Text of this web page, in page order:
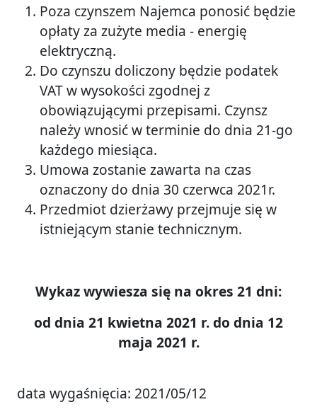
Poza czynszem Najemca ponosić będzie
opłaty za zużyte media - energię
elektryczną.
Do czynszu doliczony będzie podatek
VAT w wysokości zgodnej z
obowiązującymi przepisami. Czynsz
należy wnosić w terminie do dnia 21-go
każdego miesiąca.
Umowa zostanie zawarta na czas
oznaczony do dnia 30 czerwca 2021r.
Przedmiot dzierżawy przejmuje się w
istniejącym stanie technicznym.
Wykaz wywiesza się na okres 21 dni:
od dnia 21 kwietna 2021 r. do dnia 12
maja 2021 r.
data wygaśnięcia: 2021/05/12